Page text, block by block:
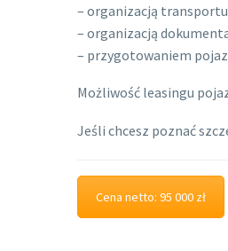
– organizacją
– organizacją
– przygotowaniem
Możliwość leasingu
Jeśli chcesz poznać
Cena netto: 95 000 zł